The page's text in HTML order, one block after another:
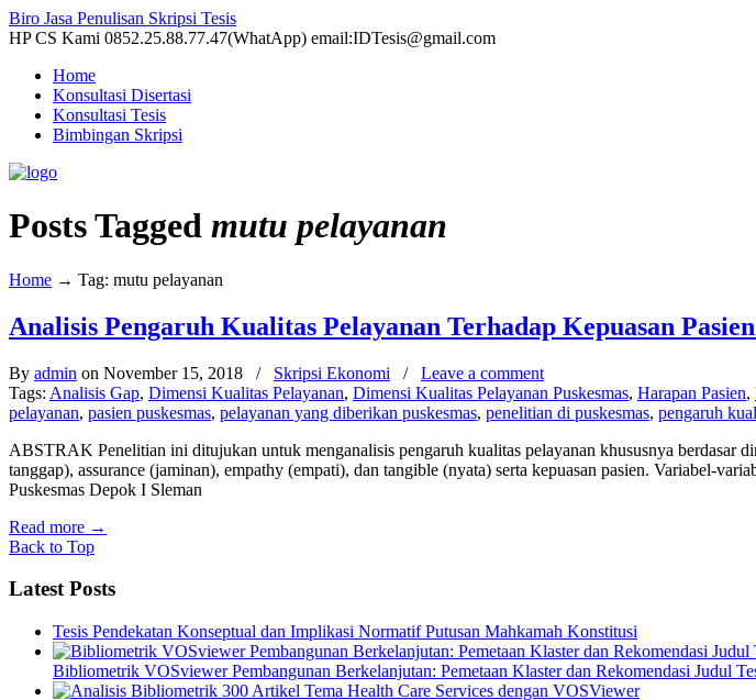
Biro Jasa Penulisan Skripsi Tesis
HP CS Kami 0852.25.88.77.47(WhatApp) email:IDTesis@gmail.com
Home
Konsultasi Disertasi
Konsultasi Tesis
Bimbingan Skripsi
Posts Tagged mutu pelayanan
Home → Tag: mutu pelayanan
Analisis Pengaruh Kualitas Pelayanan Terhadap Kepuasan
By admin on November 15, 2018 / Skripsi Ekonomi / Leave a comment
Tags: Analisis Gap, Dimensi Kualitas Pelayanan, Dimensi Kualitas Pelayanan Puskesmas, Harapan Pasien,
pelayanan, pasien puskesmas, pelayanan yang diberikan puskesmas, penelitian di puskesmas, pengaruh
ABSTRAK Penelitian ini ditujukan untuk menganalisis pengaruh kualitas pelayanan khususnya berdasar
tanggap), assurance (jaminan), empathy (empati), dan tangible (nyata) serta kepuasan pasien. Variabel-
Puskesmas Depok I Sleman
Read more →
Back to Top
Latest Posts
Tesis Pendekatan Konseptual dan Implikasi Normatif Putusan Mahkamah Konstitusi
Bibliometrik VOSviewer Pembangunan Berkelanjutan: Pemetaan Klaster dan Rekomendasi Judul